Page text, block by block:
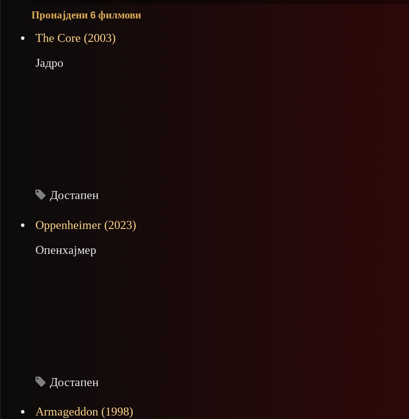
Пронајдени 6 филмови
The Core (2003)
Јадро
Достапен
Oppenheimer (2023)
Опенхајмер
Достапен
Armageddon (1998)